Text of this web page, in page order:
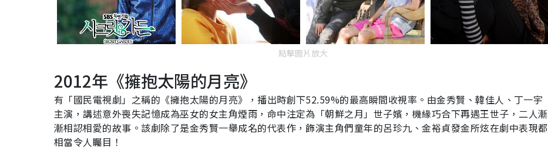
點擊圖片放大
2012年《擁抱太陽的月亮》
有「國民電視劇」之稱的《擁抱太陽的月亮》，播出時創下52.59%的最高瞬間收視率。由金秀賢、韓佳人、丁一宇
主演，講述意外喪失記憶成為巫女的女主角煙雨，命中注定為「朝鮮之月」世子嬪，機緣巧合下再遇王世子，二人漸
漸相認相愛的故事。該劇除了是金秀賢一舉成名的代表作，飾演主角們童年的呂珍九、金裕貞發金所炫在劇中表現都
相當令人矚目！